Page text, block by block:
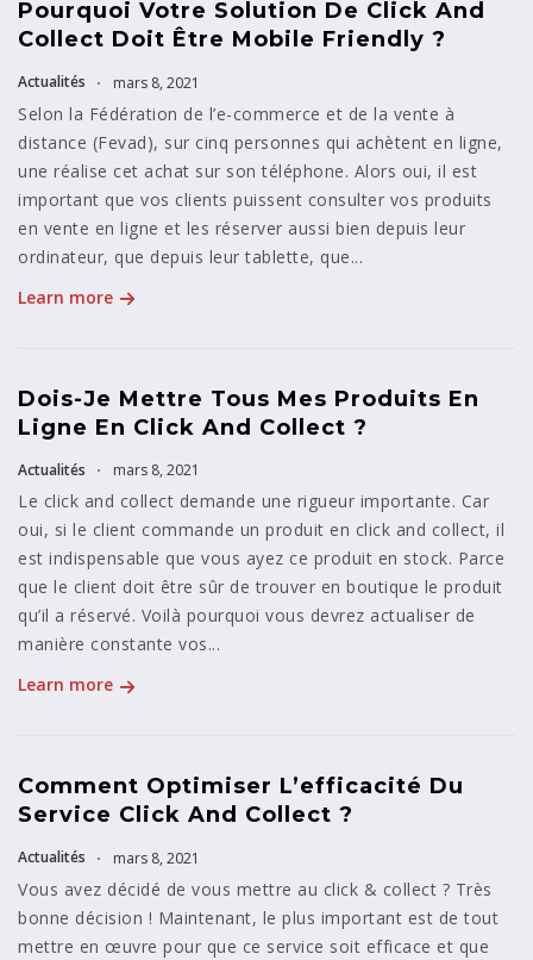
Pourquoi Votre Solution De Click And
Collect Doit Être Mobile Friendly ?
Actualités mars 8, 2021
Selon la Fédération de l’e-commerce et de la vente à
distance (Fevad), sur cinq personnes qui achètent en ligne,
une réalise cet achat sur son téléphone. Alors oui, il est
important que vos clients puissent consulter vos produits
en vente en ligne et les réserver aussi bien depuis leur
ordinateur, que depuis leur tablette, que...
Learn more
Dois-Je Mettre Tous Mes Produits En
Ligne En Click And Collect ?
Actualités mars 8, 2021
Le click and collect demande une rigueur importante. Car
oui, si le client commande un produit en click and collect, il
est indispensable que vous ayez ce produit en stock. Parce
que le client doit être sûr de trouver en boutique le produit
qu’il a réservé. Voilà pourquoi vous devrez actualiser de
manière constante vos...
Learn more
Comment Optimiser L’efficacité Du
Service Click And Collect ?
Actualités mars 8, 2021
Vous avez décidé de vous mettre au click & collect ? Très
bonne décision ! Maintenant, le plus important est de tout
mettre en œuvre pour que ce service soit efficace et que